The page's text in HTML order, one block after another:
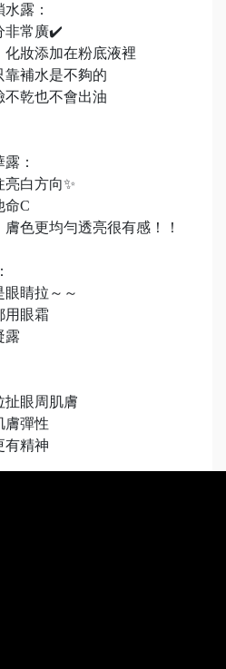
露：
非常廣✔️
妝添加在粉底液裡
靠補水是不夠的
不乾也不會出油
：
白方向✨
命C
色更均勻透亮很有感！！
睛拉～～
用眼霜
露
扯眼周肌膚
膚彈性
有精神